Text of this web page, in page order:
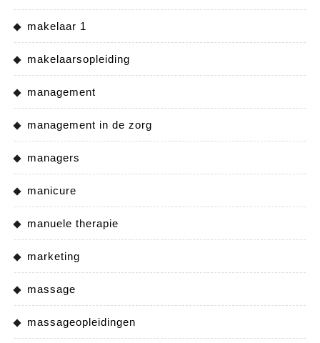
makelaar 1
makelaarsopleiding
management
management in de zorg
managers
manicure
manuele therapie
marketing
massage
massageopleidingen